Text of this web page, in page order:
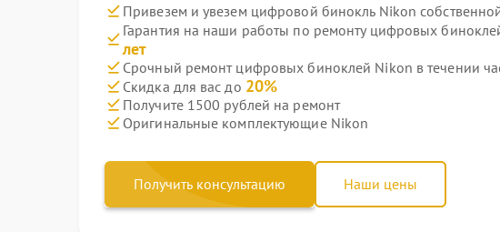
Привезем и увезем цифровой бинокль Nikon
Гарантия на наши работы по ремонту цифровых
лет
Срочный ремонт цифровых биноклей Nikon в течении
Скидка для вас до 20%
Получите 1500 рублей на ремонт
Оригинальные комплектующие Nikon
Получить консультацию Наши цены